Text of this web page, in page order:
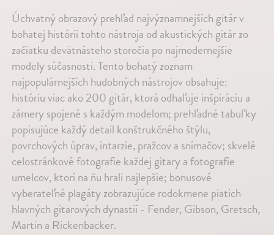
Úchvatný obrazový prehľad najvýznamnejších gitár v
bohatej histórii tohto nástroja od akustických gitár zo
začiatku devätnásteho storočia po najmodernejšie
modely súčasnosti. Tento bohatý zoznam
najpopulárnejších hudobných nástrojov obsahuje:
históriu viac ako 200 gitár, ktorá odhaľuje inšpiráciu a
zámery spojené s každým modelom; prehľadné tabuľky
popisujúce každý detail konštrukčného štýlu,
povrchových úprav, intarzie, pražcov a snímačov; skvelé
celostránkové fotografie každej gitary a fotografie
umelcov, ktorí na ňu hrali najlepšie; bonusové
vyberateľné plagáty zobrazujúce rodokmene piatich
hlavných gitarových dynastií - Fender, Gibson, Gretsch,
Martin a Rickenbacker.